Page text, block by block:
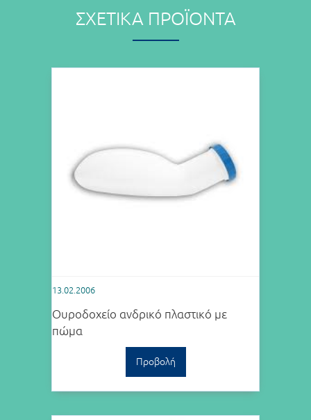
ΣΧΕΤΙΚΆ ΠΡΟΪΌΝΤΑ
13.02.2006
Ουροδοχείο ανδρικό πλαστικό με
πώμα
Προβολή